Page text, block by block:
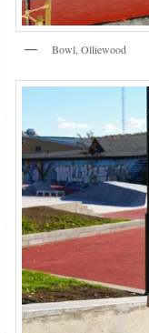
Bowl, Olliewood